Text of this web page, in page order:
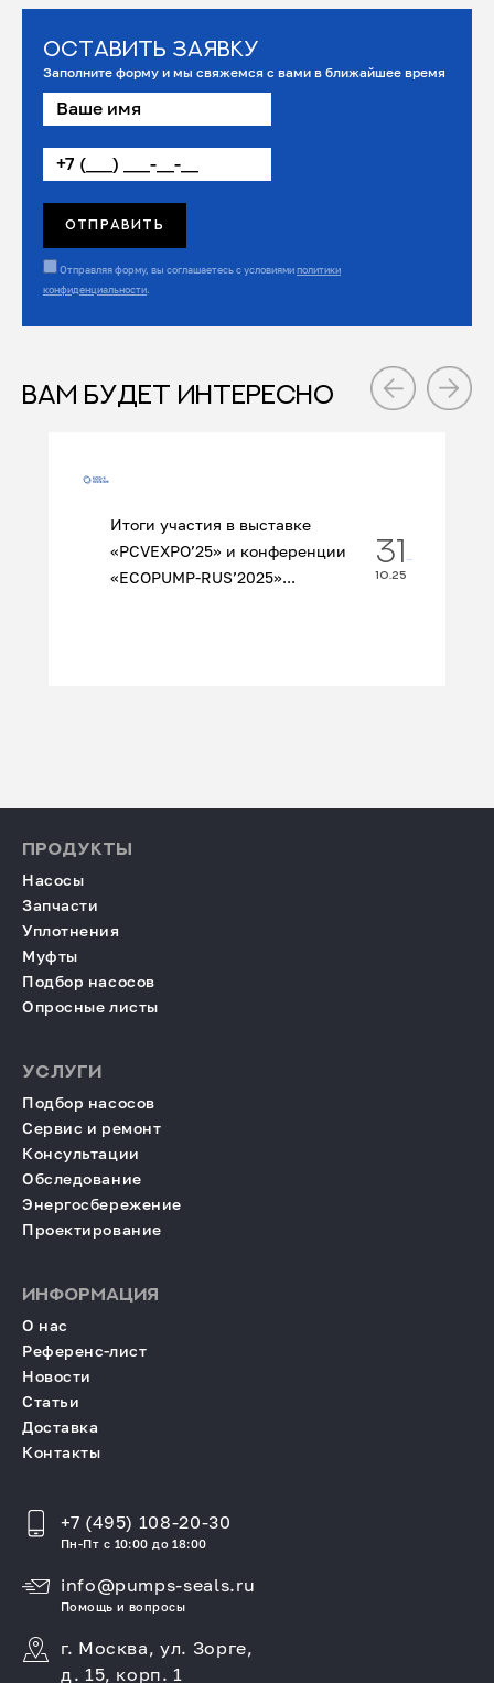
Оставить заявку
Заполните форму и мы свяжемся с вами в ближайшее время
Отправляя форму, вы соглашаетесь с условиямиполитики
конфиденциальности.
ВАМ БУДЕТ ИНТЕРЕСНО
Итоги участия в выставке
«PCVEXPO’25» и конференции
«ECOPUMP‑RUS’2025»...
31
10.25
ПРОДУКТЫ
Насосы
Запчасти
Уплотнения
Муфты
Подбор насосов
Опросные листы
УСЛУГИ
Подбор насосов
Сервис и ремонт
Консультации
Обследование
Энергосбережение
Проектирование
ИНФОРМАЦИЯ
О нас
Референс-лист
Новости
Статьи
Доставка
Контакты
+7 (495) 108-20-30
Пн-Пт с 10:00 до 18:00
info@pumps-seals.ru
Помощь и вопросы
г. Москва, ул. Зорге,
д. 15, корп. 1